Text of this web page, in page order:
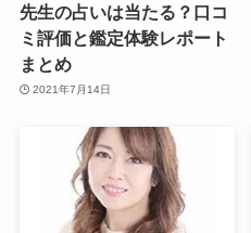
先生の占いは当たる？口コ
ミ評価と鑑定体験レポート
まとめ
2021年7月14日